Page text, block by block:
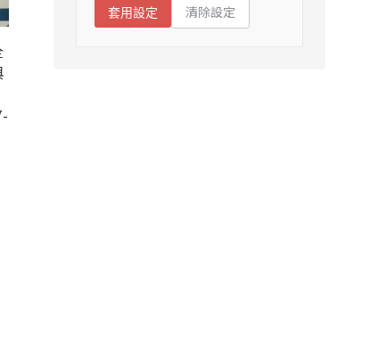
套用設定 清除設定